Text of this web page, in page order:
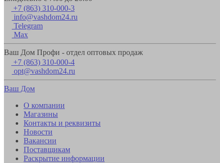
+7 (863) 310-000-3
info@vashdom24.ru
Telegram
Max
Ваш Дом Профи - отдел оптовых продаж
+7 (863) 310-000-4
opt@vashdom24.ru
Ваш Дом
О компании
Магазины
Контакты и реквизиты
Новости
Вакансии
Поставщикам
Раскрытие информации